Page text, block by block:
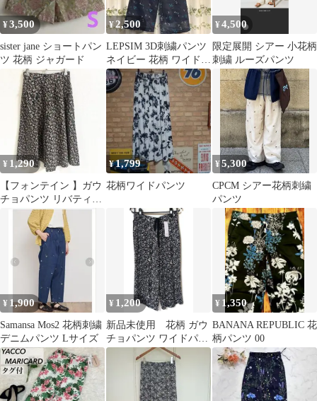
¥3,500
sister jane ショートパン
ツ 花柄 ジャガード
¥ 2,500
LEPSIM 3D刺繍パンツ
ネイビー 花柄 ワイドパ
ンツ
¥4,500
限定展開 シアー 小花柄
刺繍 ルーズパンツ
¥ 1,290
【フォンテイン 】ガウ
チョパンツ リバティ柄
花柄 ネイビー M レト
¥1,799
花柄ワイドパンツ
¥5,300
CPCM シアー花柄刺繍
パンツ
¥ 1,900
Samansa Mos2 花柄刺繍
デニムパンツ Lサイズ
¥ 1,200
新品未使用 花柄 ガウ
チョパンツ ワイドパン
ツ 4L
¥ 1,350
BANANA REPUBLIC 花
柄パンツ 00